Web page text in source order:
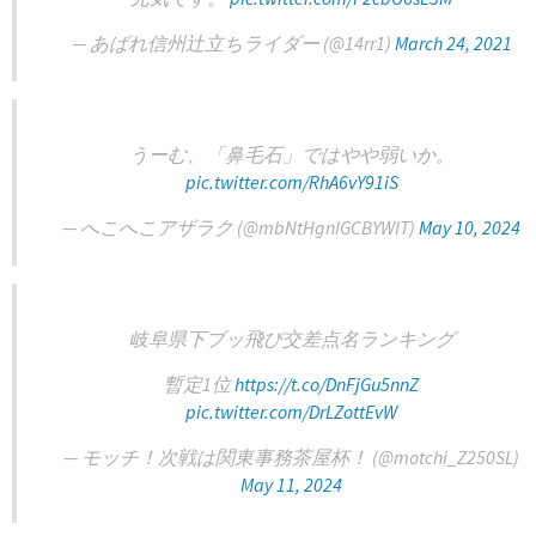
— あばれ信州辻立ちライダー (@14rr1) March 24, 2021
うーむ、「鼻毛石」ではやや弱いか。
pic.twitter.com/RhA6vY91iS
— へこへこアザラク (@mbNtHgnIGCBYWIT) May 10, 2024
岐阜県下ブッ飛び交差点名ランキング
暫定1位https://t.co/DnFjGu5nnZ
pic.twitter.com/DrLZottEvW
— モッチ！次戦は関東事務茶屋杯！ (@motchi_Z250SL)
May 11, 2024